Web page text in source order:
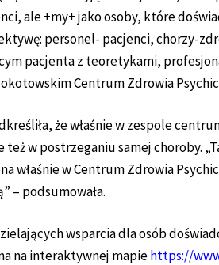
ale +my+ jako osoby, które
personel- pacjenci, chorzy-
pacjenta z teoretykami,
Centrum Zdrowia
że właśnie w zespole
w postrzeganiu samej choroby.
właśnie w Centrum Zdrowia
– podsumowała.
wsparcia dla osób
na interaktywnej mapiehttps://